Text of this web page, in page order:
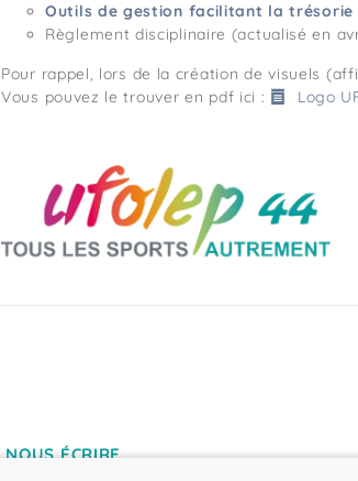
Outils de gestion facilitant la
Règlement disciplinaire (actualisé en
Pour rappel, lors de la création de visuels
Vous pouvez le trouver en pdf ici :
Logo
NOUS ÉCRIRE